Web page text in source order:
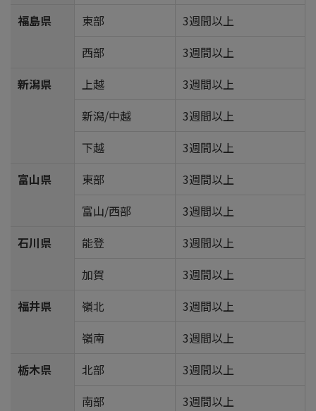
福島県
東部
3週間以上
西部
3週間以上
新潟県
上越
3週間以上
新潟/中越
3週間以上
下越
3週間以上
富山県
東部
3週間以上
富山/西部
3週間以上
石川県
能登
3週間以上
加賀
3週間以上
福井県
嶺北
3週間以上
嶺南
3週間以上
栃木県
北部
3週間以上
南部
3週間以上